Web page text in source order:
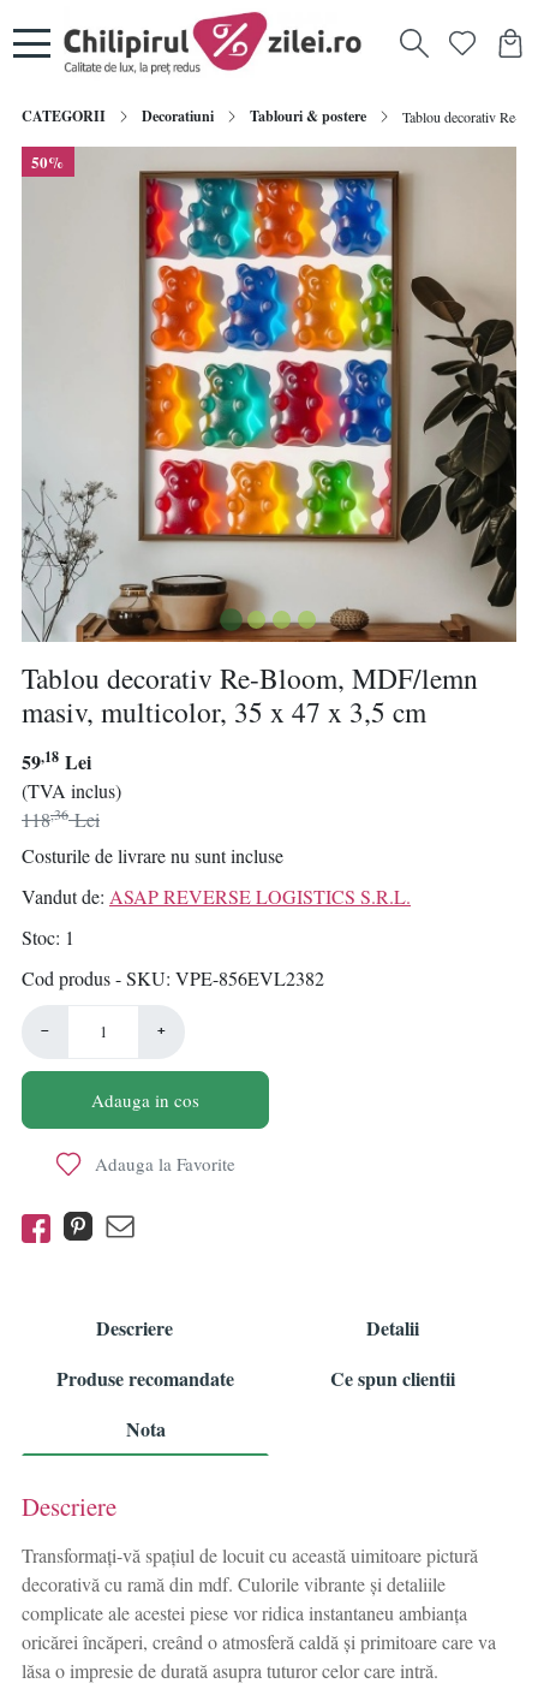
CATEGORII Decoratiuni Tablouri & postere Tablou decorativ Re-
50%
Tablou decorativ Re-Bloom, MDF/lemn
masiv, multicolor, 35 x 47 x 3,5 cm
59,18 Lei
(TVA inclus)
118,36 Lei
Costurile de livrare nu sunt incluse
Vandut de: ASAP REVERSE LOGISTICS S.R.L.
Stoc 1
Cod produs - SKU VPE-856EVL2382
− +
Adauga in cos
Adauga la Favorite
Descriere
Detalii
Produse recomandate
Ce spun clientii
Nota
Descriere
Transformați-vă spațiul de locuit cu această uimitoare pictură
decorativă cu ramă din mdf. Culorile vibrante și detaliile
complicate ale acestei piese vor ridica instantaneu ambianța
oricărei încăperi, creând o atmosferă caldă și primitoare care va
lăsa o impresie de durată asupra tuturor celor care intră.